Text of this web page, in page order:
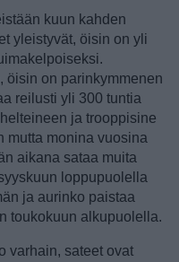
kuun kahden
yleistyvät, öisin on yli
öisin on parinkymmenen
reilusti yli 300 tuntia
ja trooppisine
mutta monina vuosina
aikana sataa muita
loppupuolella
ja aurinko paistaa
toukokuun alkupuolella.
varhain, sateet ovat